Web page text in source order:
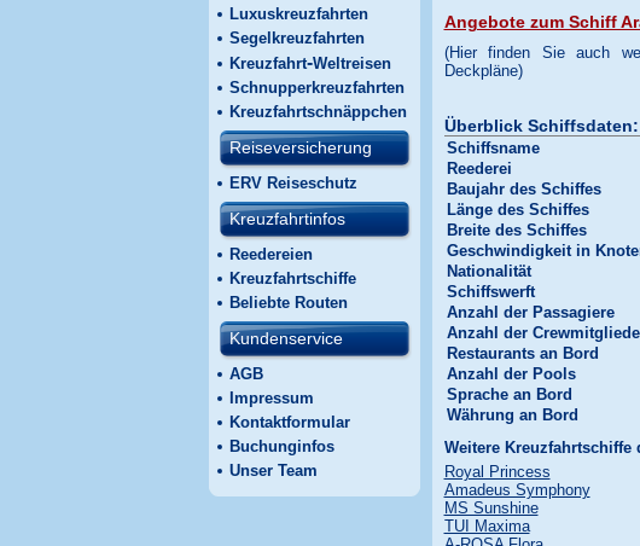
Luxuskreuzfahrten
Segelkreuzfahrten
Kreuzfahrt-Weltreisen
Schnupperkreuzfahrten
Kreuzfahrtschnäppchen
Reiseversicherung
ERV Reiseschutz
Kreuzfahrtinfos
Reedereien
Kreuzfahrtschiffe
Beliebte Routen
Kundenservice
AGB
Impressum
Kontaktformular
Buchunginfos
Unser Team
Angebote zum Schiff
(Hier finden Sie auch
Deckpläne)
Überblick Schiffsdaten:
Schiffsname
Reederei
Baujahr des Schiffes
Länge des Schiffes
Breite des Schiffes
Geschwindigkeit in
Nationalität
Schiffswerft
Anzahl der Passagiere
Anzahl der
Restaurants an Bord
Anzahl der Pools
Sprache an Bord
Währung an Bord
Weitere Kreuzfahrtschiffe
Royal Princess
Amadeus Symphony
MS Sunshine
TUI Maxima